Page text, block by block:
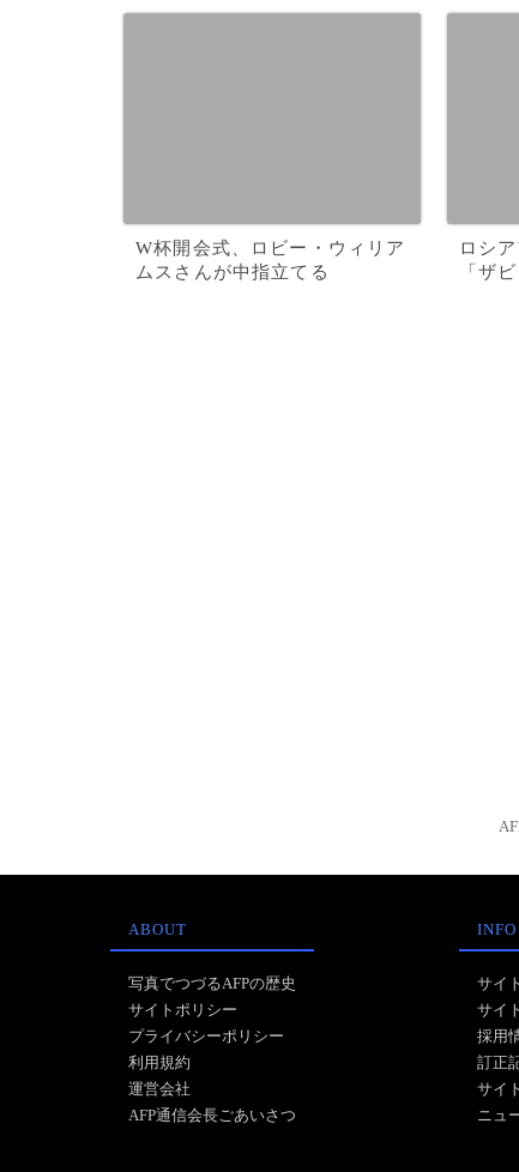
W杯開会式、ロビー・ウィリア
ムスさんが中指立てる
ロシ
「ザ
ABOUT
写真でつづるAFPの歴史
サイトポリシー
プライバシーポリシー
利用規約
運営会社
AFP通信会長ごあいさつ
INFO
サイ
サイ
採用
訂正
サイ
ニュ